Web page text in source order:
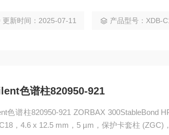
更新时间：2025-07-11 产品型号：XDB-
色谱柱820950-921
921 ZORBAX 300StableBond HPLC Columns ZORBAX StableBond
，4.6 x 12.5 mm，5 µm，保护卡套柱 (ZGC)